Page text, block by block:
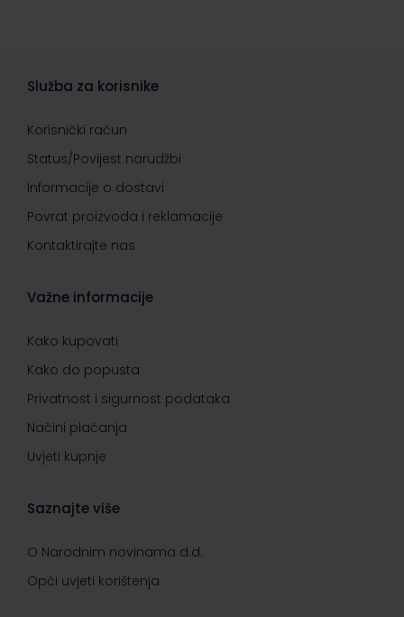
Služba za korisnike
Korisnički račun
Status/Povijest narudžbi
Informacije o dostavi
Povrat proizvoda i reklamacije
Kontaktirajte nas
Važne informacije
Kako kupovati
Kako do popusta
Privatnost i sigurnost podataka
Načini plaćanja
Uvjeti kupnje
Saznajte više
O Narodnim novinama d.d.
Opći uvjeti korištenja